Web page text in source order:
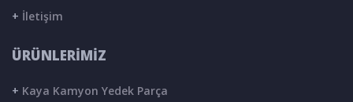
+ İletişim
ÜRÜNLERİMİZ
+ Kaya Kamyon Yedek Parça